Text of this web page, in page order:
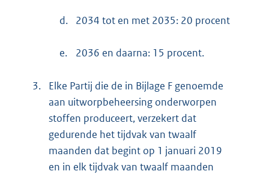
d. 2034 tot en met 2035: 20 procent
e. 2036 en daarna: 15 procent.
3.
Elke Partij die de in Bijlage F genoemde
aan uitworpbeheersing onderworpen
stoffen produceert, verzekert dat
gedurende het tijdvak van twaalf
maanden dat begint op 1 januari 2019
en in elk tijdvak van twaalf maanden